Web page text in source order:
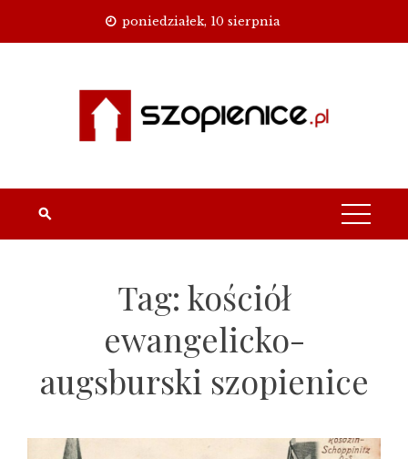
poniedziałek, 10 sierpnia
Tag: kościół
ewangelicko-
augsburski szopienice